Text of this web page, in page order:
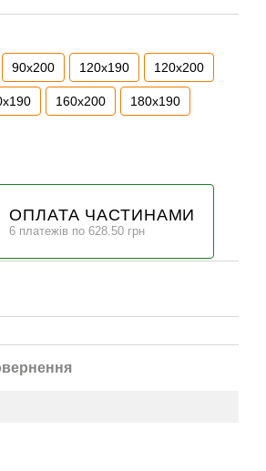
90x200 120x190 120x200
160x200 180x190
ОПЛАТА ЧАСТИНАМИ
6 платежів по 628.50 грн